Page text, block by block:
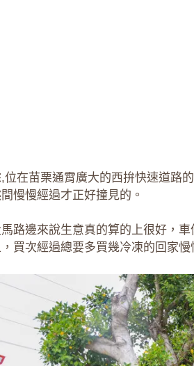
位在苗栗通霄廣大的西拚快速道路
慢慢經過才正好撞見的。
路邊來說生意真的算的上很好，
買次經過總要多買幾冷凍的回家慢